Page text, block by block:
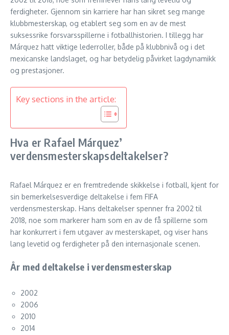
ferdigheter. Gjennom sin karriere har han sikret seg mange
klubbmesterskap, og etablert seg som en av de mest
suksessrike forsvarsspillerne i fotballhistorien. I tillegg har
Márquez hatt viktige lederroller, både på klubbnivå og i det
mexicanske landslaget, og har betydelig påvirket lagdynamikk
og prestasjoner.
Key sections in the article:
Hva er Rafael Márquez’
verdensmesterskapsdeltakelser?
Rafael Márquez er en fremtredende skikkelse i fotball, kjent for
sin bemerkelsesverdige deltakelse i fem FIFA
verdensmesterskap. Hans deltakelser spenner fra 2002 til
2018, noe som markerer ham som en av de få spillerne som
har konkurrert i fem utgaver av mesterskapet, og viser hans
lang levetid og ferdigheter på den internasjonale scenen.
År med deltakelse i verdensmesterskap
2002
2006
2010
2014